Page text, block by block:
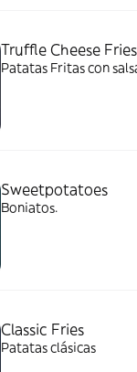
Truffle Cheese Fries
Patatas Fritas con
Sweetpotatoes
Boniatos.
Classic Fries
Patatas clásicas